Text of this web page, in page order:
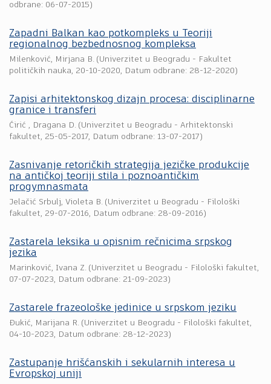
odbrane: 06-07-2015)
Zapadni Balkan kao potkompleks u Teoriji
regionalnog bezbednosnog kompleksa
Milenković, Mirjana B. (Univerzitet u Beogradu - Fakultet
političkih nauka, 20-10-2020, Datum odbrane: 28-12-2020)
Zapisi arhitektonskog dizajn procesa: disciplinarne
granice i transferi
Ćirić , Dragana D. (Univerzitet u Beogradu - Arhitektonski
fakultet, 25-05-2017, Datum odbrane: 13-07-2017)
Zasnivanje retoričkih strategija jezičke produkcije
na antičkoj teoriji stila i poznoantičkim
progymnasmata
Jelačić Srbulj, Violeta B. (Univerzitet u Beogradu - Filološki
fakultet, 29-07-2016, Datum odbrane: 28-09-2016)
Zastarela leksika u opisnim rečnicima srpskog
jezika
Marinković, Ivana Z. (Univerzitet u Beogradu - Filološki fakultet,
07-07-2023, Datum odbrane: 21-09-2023)
Zastarele frazeološke jedinice u srpskom jeziku
Đukić, Marijana R. (Univerzitet u Beogradu - Filološki fakultet,
04-10-2023, Datum odbrane: 28-12-2023)
Zastupanje hrišćanskih i sekularnih interesa u
Evropskoj uniji